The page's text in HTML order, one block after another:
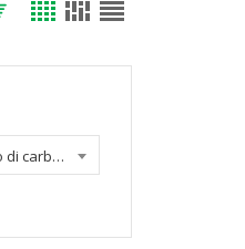
Tipo di carburante